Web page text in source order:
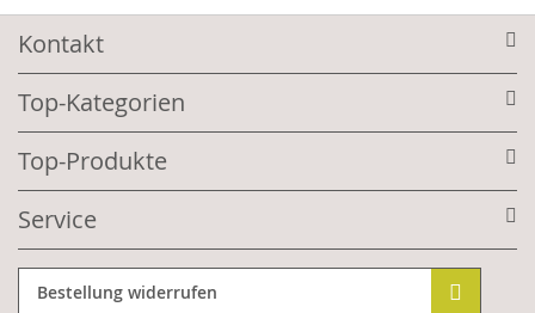
Kontakt
Top-Kategorien
Top-Produkte
Service
Bestellung widerrufen